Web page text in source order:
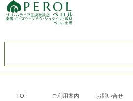
TOP ご利用案内 お問い合せ